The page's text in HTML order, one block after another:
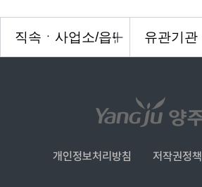
개인정보처리방침 저작권정책